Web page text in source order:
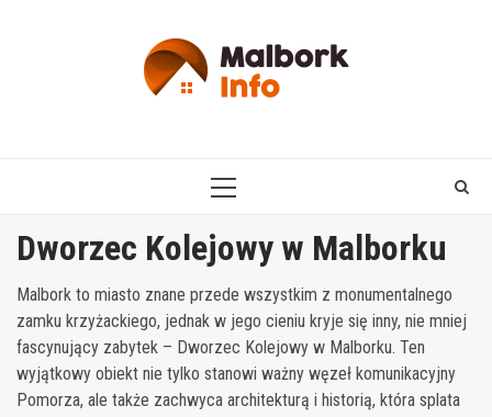
PRIMARY
Dworzec Kolejowy w Malborku
Malbork to miasto znane przede wszystkim z monumentalnego
zamku krzyżackiego, jednak w jego cieniu kryje się inny, nie mniej
fascynujący zabytek – Dworzec Kolejowy w Malborku. Ten
wyjątkowy obiekt nie tylko stanowi ważny węzeł komunikacyjny
Pomorza, ale także zachwyca architekturą i historią, która splata